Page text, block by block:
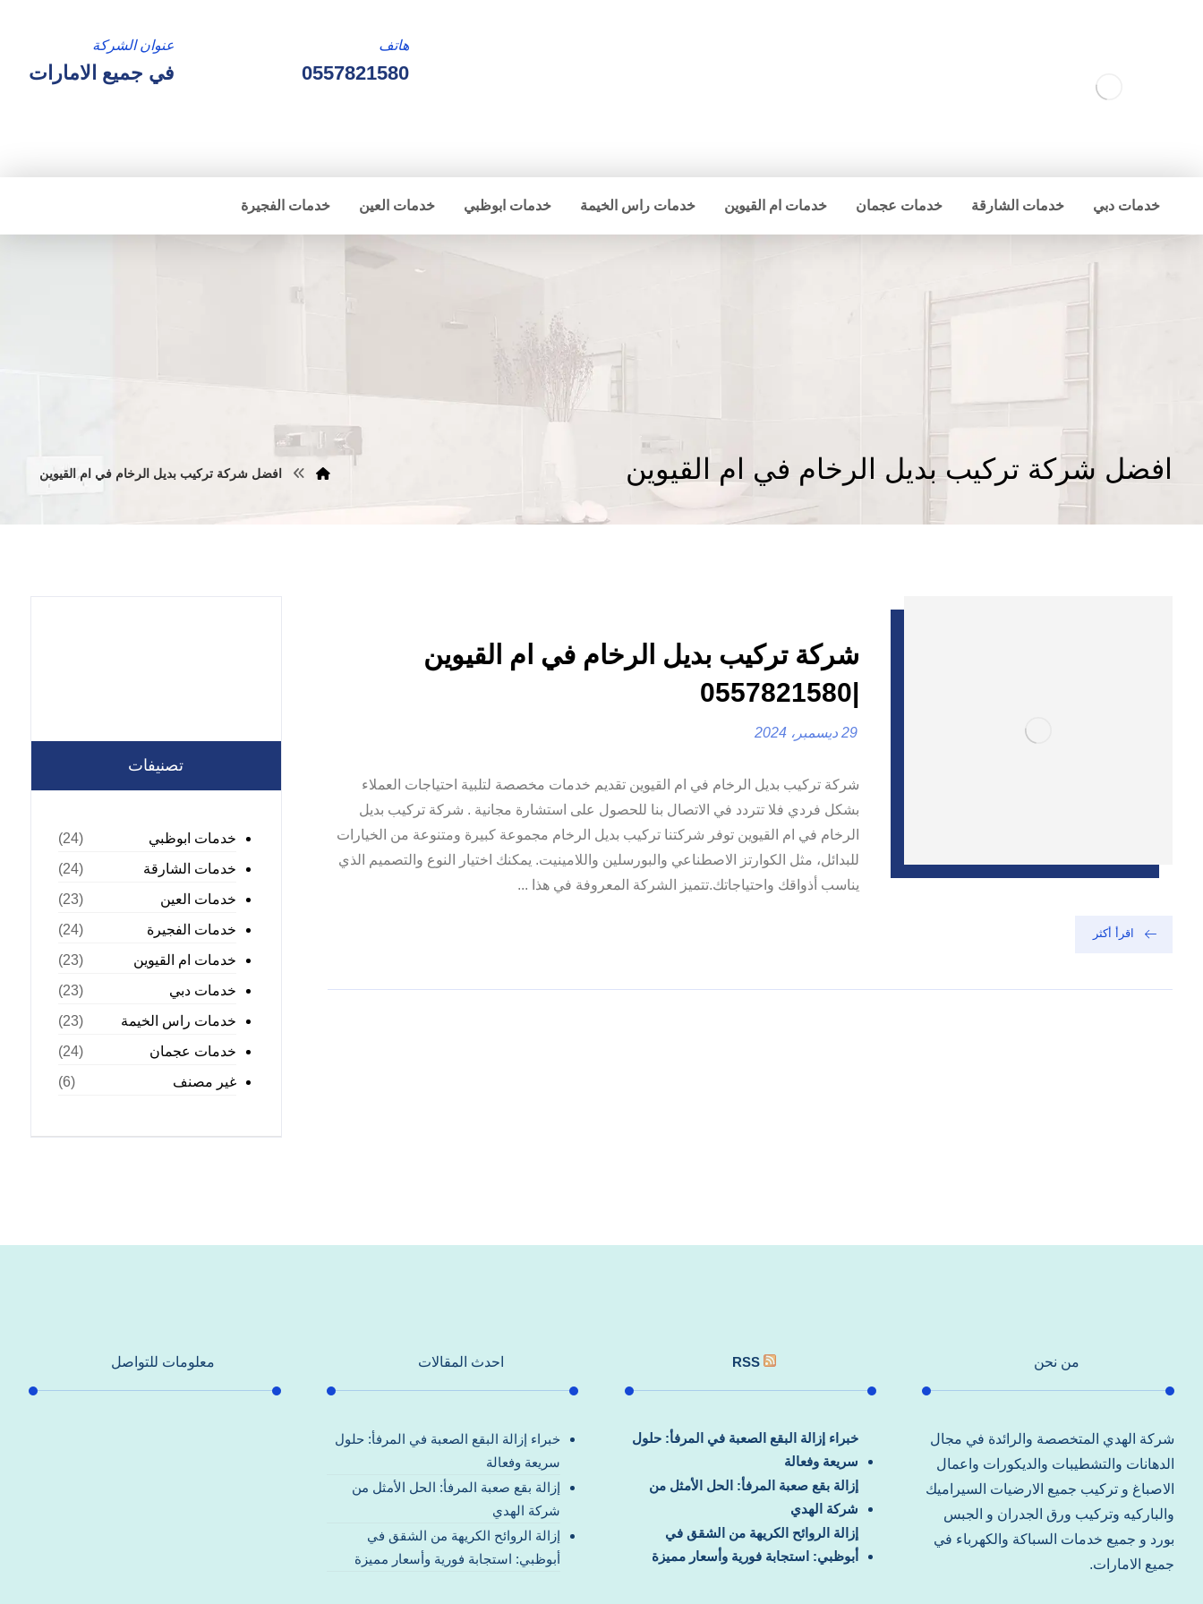
عنوان الشركة
في جميع الامارات
هاتف
0557821580
خدمات دبي خدمات الشارقة خدمات عجمان خدمات ام القيوين خدمات راس الخيمة خدمات ابوظبي خدمات العين خدمات الفجيرة
افضل شركة تركيب بديل الرخام في ام القيوين افضل شركة تركيب بديل الرخام في ام القيوين
شركة تركيب بديل الرخام في ام القيوين
|0557821580
29 ديسمبر، 2024
شركة تركيب بديل الرخام في ام القيوين تقديم خدمات مخصصة لتلبية احتياجات العملاء
بشكل فردي فلا تتردد في الاتصال بنا للحصول على استشارة مجانية . شركة تركيب بديل
الرخام في ام القيوين توفر شركتنا تركيب بديل الرخام مجموعة كبيرة ومتنوعة من الخيارات
للبدائل، مثل الكوارتز الاصطناعي والبورسلين واللامينيت. يمكنك اختيار النوع والتصميم الذي
يناسب أذواقك واحتياجاتك.تتميز الشركة المعروفة في هذا ...
اقرأ أكثر
تصنيفات
خدمات ابوظبي
(24)
خدمات الشارقة
(24)
خدمات العين
(23)
خدمات الفجيرة
(24)
خدمات ام القيوين
(23)
خدمات دبي
(23)
خدمات راس الخيمة
(23)
خدمات عجمان
(24)
غير مصنف
(6)
من نحن
شركة الهدي المتخصصة والرائدة في مجال
الدهانات والتشطيبات والديكورات واعمال
الاصباغ و تركيب جميع الارضيات السيراميك
والباركيه وتركيب ورق الجدران و الجبس
بورد و جميع خدمات السباكة والكهرباء في
جميع الامارات.
RSS
خبراء إزالة البقع الصعبة في المرفأ: حلول
سريعة وفعالة
إزالة بقع صعبة المرفأ: الحل الأمثل من
شركة الهدي
إزالة الروائح الكريهة من الشقق في
أبوظبي: استجابة فورية وأسعار مميزة
احدث المقالات
خبراء إزالة البقع الصعبة في المرفأ: حلول
سريعة وفعالة
إزالة بقع صعبة المرفأ: الحل الأمثل من
شركة الهدي
إزالة الروائح الكريهة من الشقق في
أبوظبي: استجابة فورية وأسعار مميزة
معلومات للتواصل